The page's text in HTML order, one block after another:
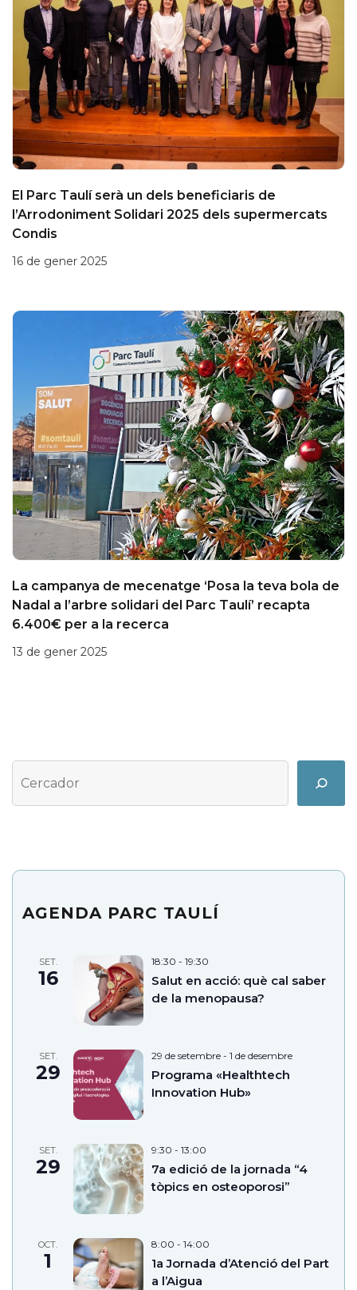
El Parc Taulí serà un dels beneficiaris de
l’Arrodoniment Solidari 2025 dels supermercats
Condis
16 de gener 2025
La campanya de mecenatge ‘Posa la teva bola de
Nadal a l’arbre solidari del Parc Taulí’ recapta
6.400€ per a la recerca
13 de gener 2025
Cerca
Search
AGENDA PARC TAULÍ
SET.
16
18:30 - 19:30
Salut en acció: què cal saber
de la menopausa?
SET.
29
29 de setembre - 1 de desembre
Programa «Healthtech
Innovation Hub»
SET.
29
9:30 - 13:00
7a edició de la jornada “4
tòpics en osteoporosi”
OCT.
1
8:00 - 14:00
1a Jornada d’Atenció del Part
a l’Aigua